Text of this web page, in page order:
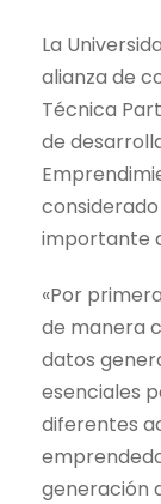
La
alianza de
Técnica
de
importante
«Por
de manera
datos
esenciales
diferentes
generación